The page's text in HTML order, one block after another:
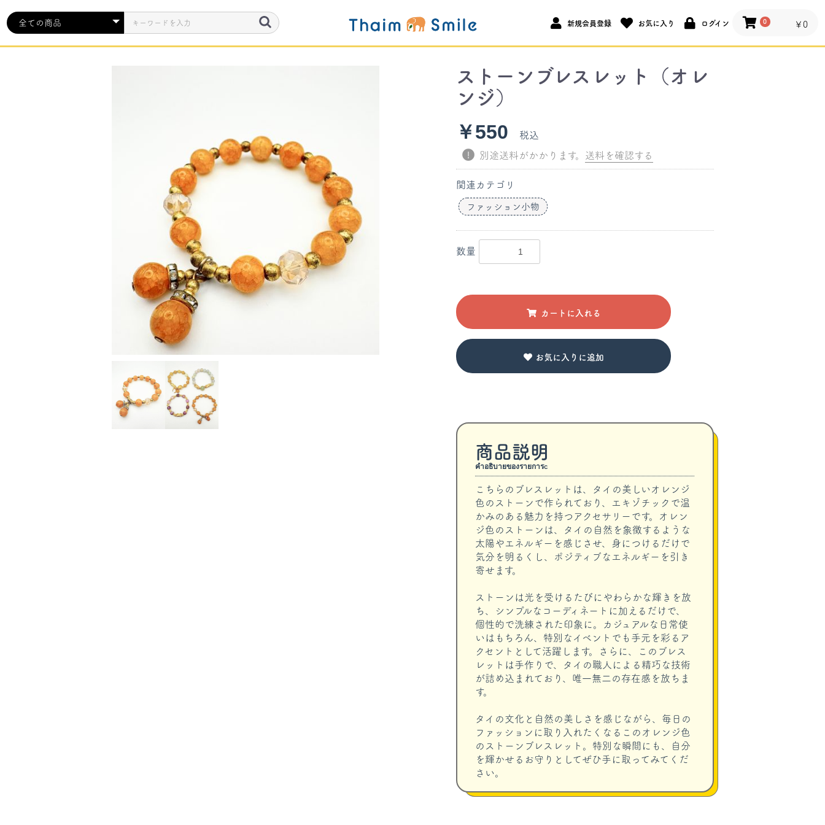
新規会員登録 お気に入り ログイン 0 ￥0
ストーンブレスレット（オレ
ンジ）
￥550 税込
別途送料がかかります。 送料を確認する
関連カテゴリ
ファッション小物
数量
カートに入れる
お気に入りに追加
商品説明
คำอธิบายของรายการc
こちらのブレスレットは、タイの美しいオレンジ
色のストーンで作られており、エキゾチックで温
かみのある魅力を持つアクセサリーです。オレン
ジ色のストーンは、タイの自然を象徴するような
太陽やエネルギーを感じさせ、身につけるだけで
気分を明るくし、ポジティブなエネルギーを引き
寄せます。
ストーンは光を受けるたびにやわらかな輝きを放
ち、シンプルなコーディネートに加えるだけで、
個性的で洗練された印象に。カジュアルな日常使
いはもちろん、特別なイベントでも手元を彩るア
クセントとして活躍します。さらに、このブレス
レットは手作りで、タイの職人による精巧な技術
が詰め込まれており、唯一無二の存在感を放ちま
す。
タイの文化と自然の美しさを感じながら、毎日の
ファッションに取り入れたくなるこのオレンジ色
のストーンブレスレット。特別な瞬間にも、自分
を輝かせるお守りとしてぜひ手に取ってみてくだ
さい。